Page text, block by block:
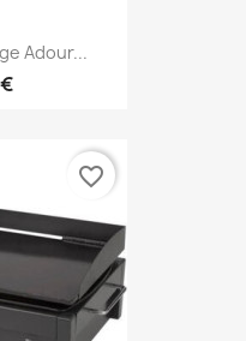
Adour...
favorite_border